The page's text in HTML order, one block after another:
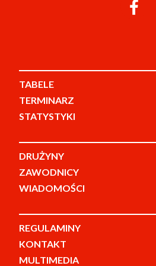
TABELE
TERMINARZ
STATYSTYKI
DRUŻYNY
ZAWODNICY
WIADOMOŚCI
REGULAMINY
KONTAKT
MULTIMEDIA